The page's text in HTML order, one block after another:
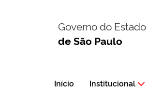
Governo do Estado
de São Paulo
Início Institucional